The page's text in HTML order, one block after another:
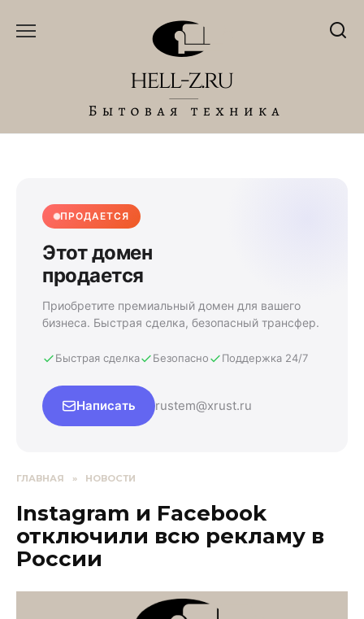
ПРОДАЕТСЯ
Этот домен
продается
Приобретите премиальный домен для вашего
бизнеса. Быстрая сделка, безопасный трансфер.
Быстрая сделка Безопасно Поддержка 24/7
Написать rustem@xrust.ru
ГЛАВНАЯ » НОВОСТИ
Instagram и Facebook
отключили всю рекламу в
России